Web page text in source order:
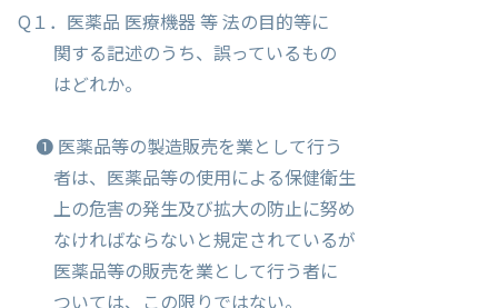
Q１．医薬品 医療機器 等 法の目的等に
関する記述のうち、誤っているもの
はどれか。
❶ 医薬品等の製造販売を業として行う
者は、医薬品等の使用による保健衛生
上の危害の発生及び拡大の防止に努め
なければならないと規定されているが
医薬品等の販売を業として行う者に
ついては、この限りではない。